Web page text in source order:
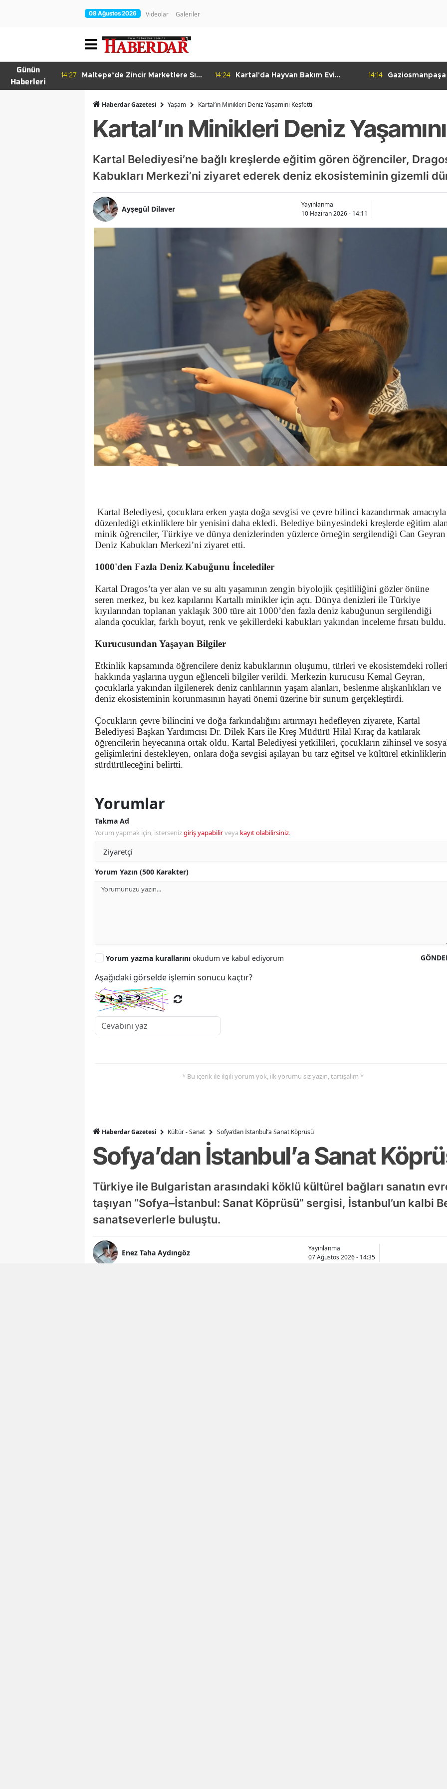
08 Ağustos 2026 Videolar Galeriler
Günün
Haberleri
14:27
Maltepe’de Zincir Marketlere Sıkı
14:24
Kartal'da Hayvan Bakım Evi
14:14
Haberdar Gazetesi Yaşam Kartal’ın Minikleri Deniz Yaşamını Keşfetti
Kartal’ın Minikleri Deniz
​Kartal Belediyesi’ne bağlı kreşlerde eğitim gören öğrenciler,
Kabukları Merkezi’ni ziyaret ederek deniz ekosisteminin gizemli
Ayşegül Dilaver
Yayınlanma
10 Haziran 2026 - 14:11
​ Kartal Belediyesi, çocuklara erken yaşta doğa sevgisi ve çevre bilinci kazandırmak amacıyla
düzenlediği etkinliklere bir yenisini daha ekledi. Belediye bünyesindeki kreşlerde eğitim
minik öğrenciler, Türkiye ve dünya denizlerinden yüzlerce örneğin sergilendiği Can Geyran
Deniz Kabukları Merkezi’ni ziyaret etti.
1000'den Fazla Deniz Kabuğunu İncelediler
​Kartal Dragos’ta yer alan ve su altı yaşamının zengin biyolojik çeşitliliğini gözler önüne
seren merkez, bu kez kapılarını Kartallı minikler için açtı. Dünya denizleri ile Türkiye
kıyılarından toplanan yaklaşık 300 türe ait 1000’den fazla deniz kabuğunun sergilendiği
alanda çocuklar, farklı boyut, renk ve şekillerdeki kabukları yakından inceleme fırsatı buldu.
Kurucusundan Yaşayan Bilgiler
​Etkinlik kapsamında öğrencilere deniz kabuklarının oluşumu, türleri ve ekosistemdeki
hakkında yaşlarına uygun eğlenceli bilgiler verildi. Merkezin kurucusu Kemal Geyran,
çocuklarla yakından ilgilenerek deniz canlılarının yaşam alanları, beslenme alışkanlıkları ve
deniz ekosisteminin korunmasının hayati önemi üzerine bir sunum gerçekleştirdi.
​Çocukların çevre bilincini ve doğa farkındalığını artırmayı hedefleyen ziyarete, Kartal
Belediyesi Başkan Yardımcısı Dr. Dilek Kars ile Kreş Müdürü Hilal Kıraç da katılarak
öğrencilerin heyecanına ortak oldu. ​Kartal Belediyesi yetkilileri, çocukların zihinsel ve
gelişimlerini destekleyen, onlara doğa sevgisi aşılayan bu tarz eğitsel ve kültürel etkinliklerin
sürdürüleceğini belirtti.
Yorumlar
Takma Ad
Yorum yapmak için, istersenizgiriş yapabilirveya kayıt olabilirsiniz.
Yorum Yazın (500 Karakter)
Yorum yazma kurallarını okudum ve kabul ediyorum
Aşağıdaki görselde işlemin sonucu kaçtır?
* Bu içerik ile ilgili yorum yok, ilk yorumu siz yazın, tartışalım *
Haberdar Gazetesi Kültür - Sanat Sofya’dan İstanbul’a Sanat Köprüsü
Sofya’dan İstanbul’a Sanat
Türkiye ile Bulgaristan arasındaki köklü kültürel bağları sanatın
taşıyan “Sofya–İstanbul: Sanat Köprüsü” sergisi, İstanbul’un kalbi
sanatseverlerle buluştu.
Enez Taha Aydıngöz
Yayınlanma
07 Ağustos 2026 - 14:35